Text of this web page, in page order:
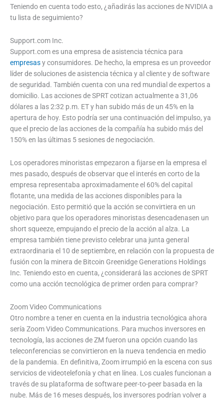
Teniendo en cuenta todo esto, ¿añadirás las acciones de NVIDIA a
tu lista de seguimiento?
Support.com Inc.
Support.com es una empresa de asistencia técnica para
empresasy consumidores. De hecho, la empresa es un proveedor
líder de soluciones de asistencia técnica y al cliente y de software
de seguridad. También cuenta con una red mundial de expertos a
domicilio. Las acciones de SPRT cotizan actualmente a 31,06
dólares a las 2:32 p.m. ET y han subido más de un 45% en la
apertura de hoy. Esto podría ser una continuación del impulso, ya
que el precio de las acciones de la compañía ha subido más del
150% en las últimas 5 sesiones de negociación.
Los operadores minoristas empezaron a fijarse en la empresa el
mes pasado, después de observar que el interés en corto de la
empresa representaba aproximadamente el 60% del capital
flotante, una medida de las acciones disponibles para la
negociación. Esto permitió que la acción se convirtiera en un
objetivo para que los operadores minoristas desencadenasen un
short squeeze, empujando el precio de la acción al alza. La
empresa también tiene previsto celebrar una junta general
extraordinaria el 10 de septiembre, en relación con la propuesta de
fusión con la minera de Bitcoin Greenidge Generations Holdings
Inc. Teniendo esto en cuenta, ¿considerará las acciones de SPRT
como una acción tecnológica de primer orden para comprar?
Zoom Video Communications
Otro nombre a tener en cuenta en la industria tecnológica ahora
sería Zoom Video Communications. Para muchos inversores en
tecnología, las acciones de ZM fueron una opción cuando las
teleconferencias se convirtieron en la nueva tendencia en medio
de la pandemia. En definitiva, Zoom irrumpió en la escena con sus
servicios de videotelefonía y chat en línea. Los cuales funcionan a
través de su plataforma de software peer-to-peer basada en la
nube. Más de 16 meses después, los inversores podrían volver a